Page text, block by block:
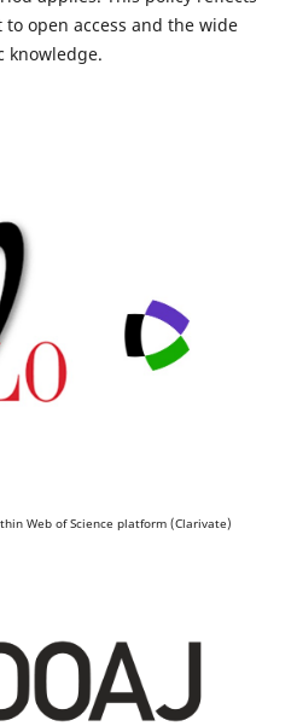
open access and the wide
knowledge.
Web of Science platform (Clarivate)